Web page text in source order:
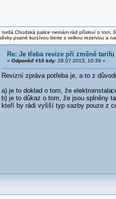
tvrdá Chodská palice nemám rád přísloví o tom,
psané kurzívou berte s velkou rezervou a
Re: Je třeba revize při změně tarifu
« Odpověď #10 kdy:26.07.2013, 10:39 »
Revizní zpráva potřeba je, a to z
a) je to doklad o tom, že elektroinstala
b) je to důkaz o tom, že jsou splněny
kteří by rádi vyšší typ sazby pouze z